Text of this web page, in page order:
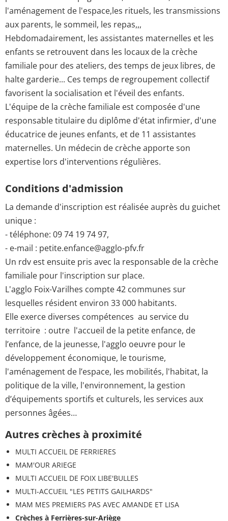
l'aménagement de l'espace,les rituels, les transmissions
aux parents, le sommeil, les repas,,,
Hebdomadairement, les assistantes maternelles et les
enfants se retrouvent dans les locaux de la crèche
familiale pour des ateliers, des temps de jeux libres, de
halte garderie... Ces temps de regroupement collectif
favorisent la socialisation et l'éveil des enfants.
L'équipe de la crèche familiale est composée d'une
responsable titulaire du diplôme d'état infirmier, d'une
éducatrice de jeunes enfants, et de 11 assistantes
maternelles. Un médecin de crèche apporte son
expertise lors d'interventions régulières.
Conditions d'admission
La demande d'inscription est réalisée auprès du guichet
unique :
- téléphone: 09 74 19 74 97,
- e-mail : petite.enfance@agglo-pfv.fr
Un rdv est ensuite pris avec la responsable de la crèche
familiale pour l'inscription sur place.
L'agglo Foix-Varilhes compte 42 communes sur
lesquelles résident environ 33 000 habitants.
Elle exerce diverses compétences au service du
territoire : outre l'accueil de la petite enfance, de
l’enfance, de la jeunesse, l'agglo oeuvre pour le
développement économique, le tourisme,
l'aménagement de l’espace, les mobilités, l'habitat, la
politique de la ville, l'environnement, la gestion
d’équipements sportifs et culturels, les services aux
personnes âgées…
Autres crèches à proximité
MULTI ACCUEIL DE FERRIERES
MAM'OUR ARIEGE
MULTI ACCUEIL DE FOIX LIBE'BULLES
MULTI-ACCUEIL "LES PETITS GAILHARDS"
MAM MES PREMIERS PAS AVEC AMANDE ET LISA
Crèches à Ferrières-sur-Ariège